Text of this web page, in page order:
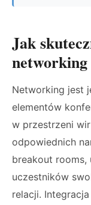
Jak
Networking jest
elementów
w przestrzeni
odpowiednich
breakout rooms,
uczestników
relacji.